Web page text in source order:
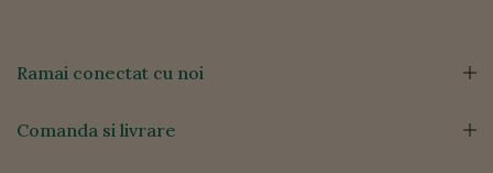
Ramai conectat cu noi
Comanda si livrare